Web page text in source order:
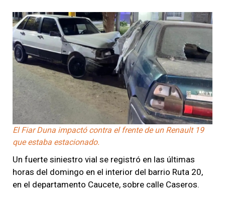
El Fiar Duna impactó contra el frente de un Renault 19
que estaba estacionado.
Un fuerte siniestro vial se registró en las últimas
horas del domingo en el interior del barrio Ruta 20,
en el departamento Caucete, sobre calle Caseros.